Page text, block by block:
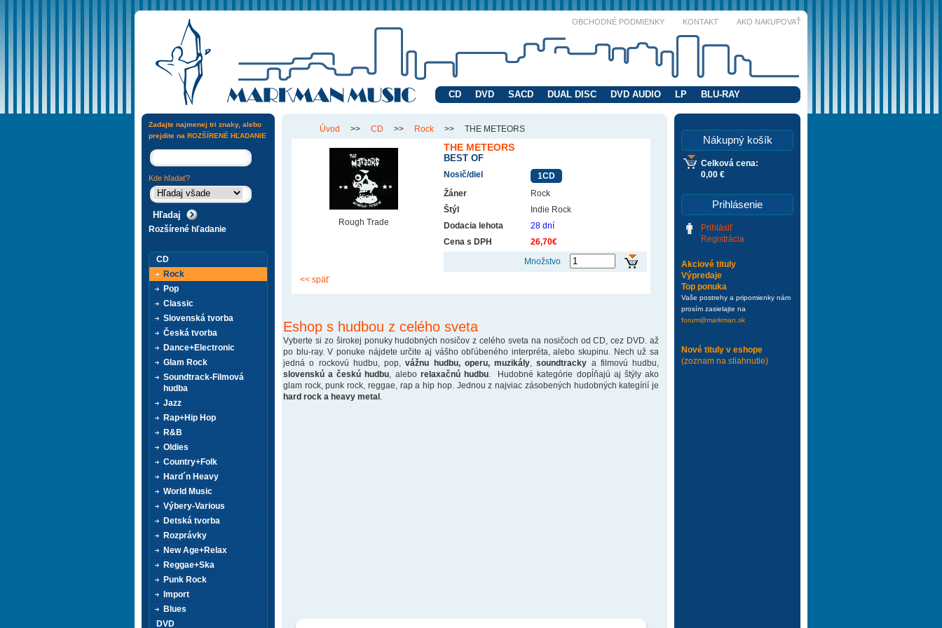
OBCHODNÉ PODMIENKY KONTAKT AKO NAKUPOVAŤ
CD DVD SACD DUAL DISC DVD AUDIO LP BLU-RAY
Úvod >> CD >> Rock >> THE METEORS
Rough Trade
THE METEORS
BEST OF
Nosič/diel
1CD
Žáner
Rock
Štýl
Indie Rock
Dodacia lehota
28 dní
Cena s DPH
26,70€
Množstvo
<< späť
Eshop s hudbou z celého sveta
Vyberte si zo širokej ponuky hudobných nosičov z celého sveta na nosičoch od CD, cez DVD. až
po blu-ray. V ponuke nájdete určite aj vášho obľúbeného interpréta, alebo skupinu. Nech už sa
jedná o rockovú hudbu, pop,vážnu hudbu, operu, muzikály ,soundtracky a filmovú hudbu,
slovenskú a českú hudbu , alebo relaxačnú hudbu. Hudobné kategórie dopĺňajú aj štýly ako
glam rock, punk rock, reggae, rap a hip hop. Jednou z najviac zásobených hudobných kategírií je
hard rock a heavy metal
Nákupný košík
Celková cena:
0,00 €
Prihlásenie
Prihlásiť
Registrácia
Akciové tituly
Výpredaje
Top ponuka
Vaše postrehy a pripomienky nám
prosím zasielajte na
forum@markman.sk
Nové tituly v eshope
(zoznam na stiahnutie)
Zadajte najmenej tri znaky, alebo
prejdite na ROZŠÍRENÉ HĽADANIE
Kde hľadať?
Rozšírené hľadanie
CD
Rock
Pop
Classic
Slovenská tvorba
Česká tvorba
Dance+Electronic
Glam Rock
Soundtrack-Filmová
hudba
Jazz
Rap+Hip Hop
R&B
Oldies
Country+Folk
Hard´n Heavy
World Music
Výbery-Various
Detská tvorba
Rozprávky
New Age+Relax
Reggae+Ska
Punk Rock
Import
Blues
DVD